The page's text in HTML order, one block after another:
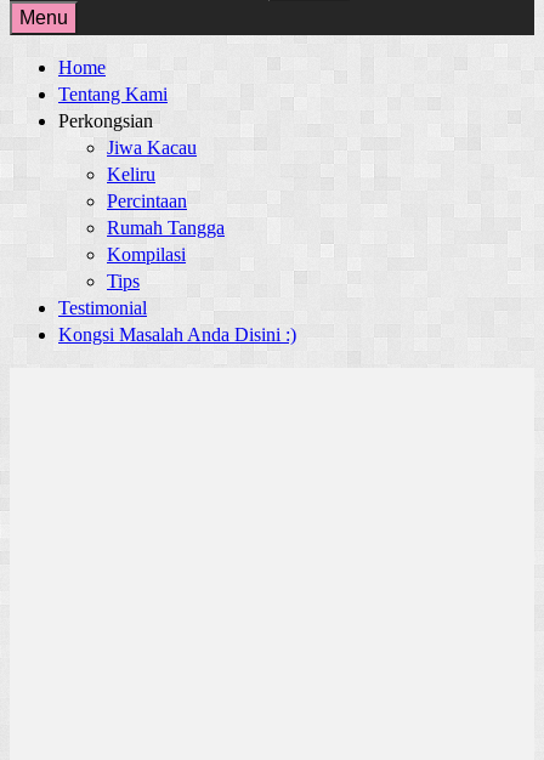
for:
Menu
Home
Tentang Kami
Perkongsian
Jiwa Kacau
Keliru
Percintaan
Rumah Tangga
Kompilasi
Tips
Testimonial
Kongsi Masalah Anda Disini :)